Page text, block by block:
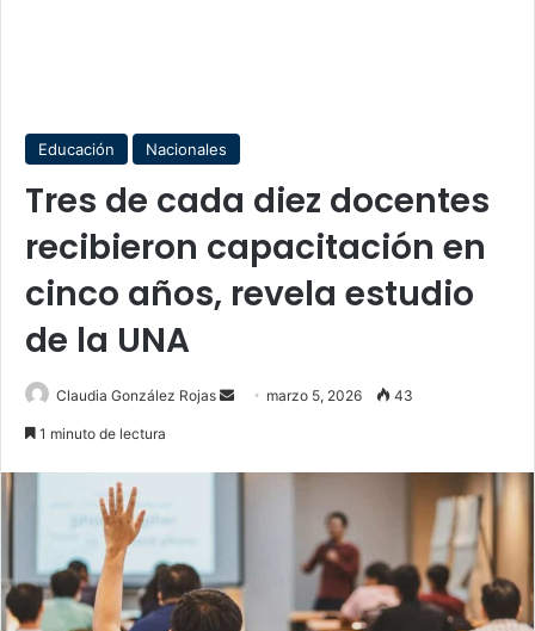
Educación Nacionales
Tres de cada diez docentes
recibieron capacitación en
cinco años, revela estudio
de la UNA
Claudia González Rojas
Send marzo 5, 2026 43
1 minuto de lectura